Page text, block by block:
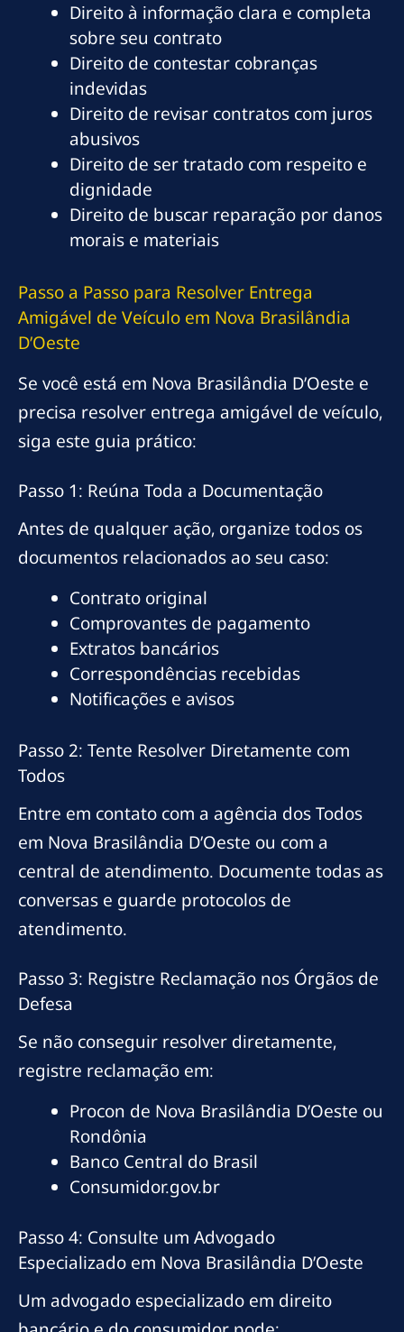
Direito à informação clara e completa
sobre seu contrato
Direito de contestar cobranças
indevidas
Direito de revisar contratos com juros
abusivos
Direito de ser tratado com respeito e
dignidade
Direito de buscar reparação por danos
morais e materiais
Passo a Passo para Resolver Entrega
Amigável de Veículo em Nova Brasilândia
D’Oeste
Se você está em Nova Brasilândia D’Oeste e
precisa resolver entrega amigável de veículo,
siga este guia prático:
Passo 1: Reúna Toda a Documentação
Antes de qualquer ação, organize todos os
documentos relacionados ao seu caso:
Contrato original
Comprovantes de pagamento
Extratos bancários
Correspondências recebidas
Notificações e avisos
Passo 2: Tente Resolver Diretamente com
Todos
Entre em contato com a agência dos Todos
em Nova Brasilândia D’Oeste ou com a
central de atendimento. Documente todas as
conversas e guarde protocolos de
atendimento.
Passo 3: Registre Reclamação nos Órgãos de
Defesa
Se não conseguir resolver diretamente,
registre reclamação em:
Procon de Nova Brasilândia D’Oeste ou
Rondônia
Banco Central do Brasil
Consumidor.gov.br
Passo 4: Consulte um Advogado
Especializado em Nova Brasilândia D’Oeste
Um advogado especializado em direito